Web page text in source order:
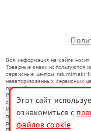
Вся информация на сайте
Товарные знаки используются
сервисные центры nsk.mimaki-
неавторизованных сервисных
правообладателями товарных
Ремонт осуществляется для
со статьей 1487 ГК РФ.
Использование товарных
потребителей в заблуждение, а
ремонту техники указанных
Этот сайт
ознакомиться с
файлов cookie